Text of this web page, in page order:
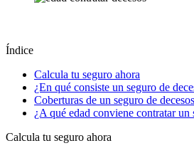
Índice
Calcula tu seguro ahora
¿En qué consiste un seguro de
Coberturas de un seguro de decesos
¿A qué edad conviene contratar un
Calcula tu seguro ahora